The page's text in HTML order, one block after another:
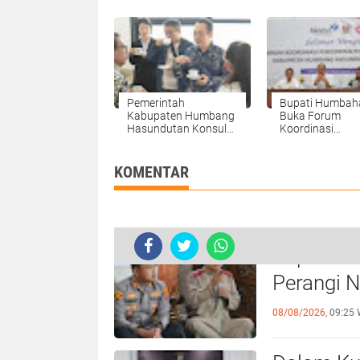
Pemerintah
Kabupaten Humbang
Hasundutan Konsulat
Humbahas.
Bupati
Buka Forum
Koordinasi
KOMENTAR
Perangi
08/08/2026, 09:25